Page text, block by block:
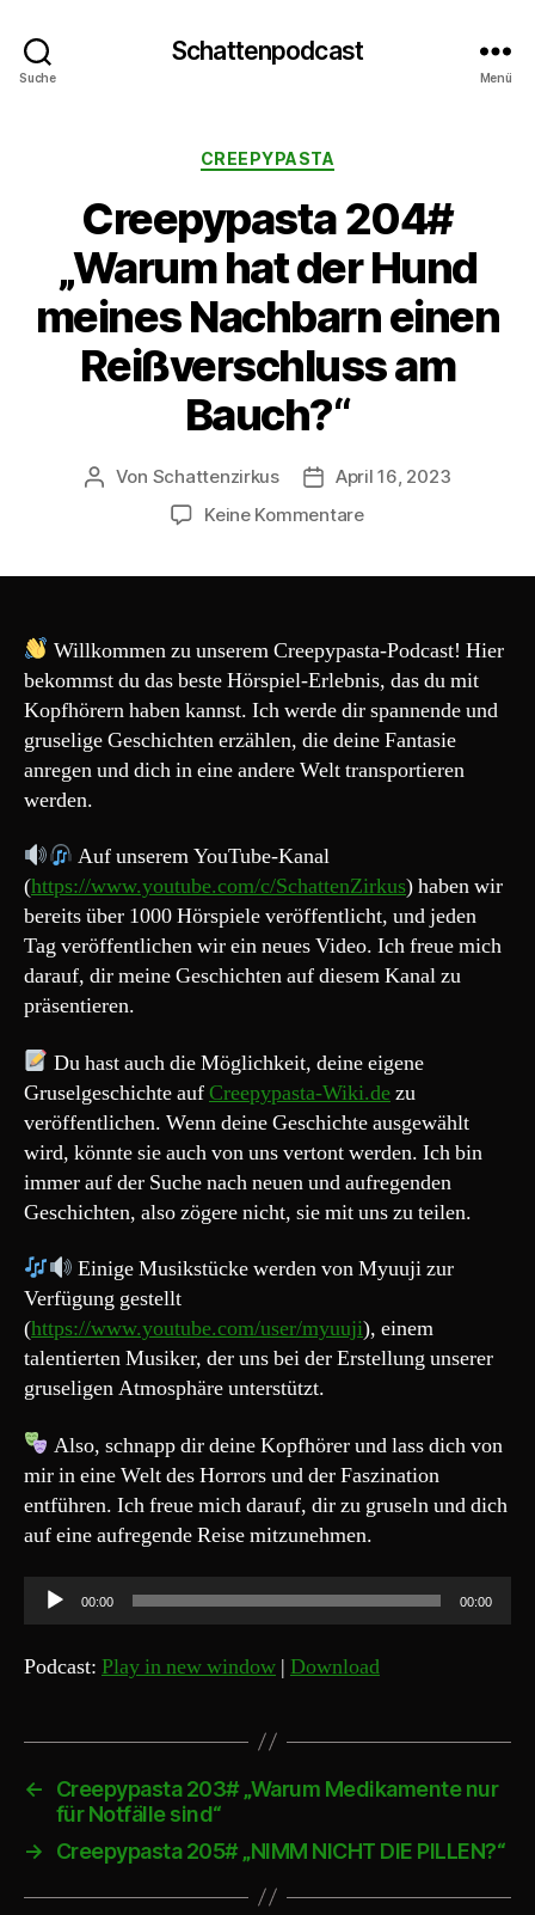
Suche
Schattenpodcast
Menü
Kategorien
CREEPYPASTA
Creepypasta 204#
„Warum hat der Hund
meines Nachbarn einen
Reißverschluss am
Bauch?“
Beitragsautor
Von Schattenzirkus Beitragsdatum
April 16, 2023
Keine Kommentarezu
der
Hund
meines
Nachbarn
einen
Reißverschluss
Willkommen zu unserem Creepypasta-Podcast! Hier
bekommst du das beste Hörspiel-Erlebnis, das du mit
Kopfhörern haben kannst. Ich werde dir spannende und
gruselige Geschichten erzählen, die deine Fantasie
anregen und dich in eine andere Welt transportieren
werden.
Auf unserem YouTube-Kanal
(https://www.youtube.com/c/SchattenZirkus) haben wir
bereits über 1000 Hörspiele veröffentlicht, und jeden
Tag veröffentlichen wir ein neues Video. Ich freue mich
darauf, dir meine Geschichten auf diesem Kanal zu
präsentieren.
Du hast auch die Möglichkeit, deine eigene
Gruselgeschichte aufCreepypasta-Wiki.dezu
veröffentlichen. Wenn deine Geschichte ausgewählt
wird, könnte sie auch von uns vertont werden. Ich bin
immer auf der Suche nach neuen und aufregenden
Geschichten, also zögere nicht, sie mit uns zu teilen.
Einige Musikstücke werden von Myuuji zur
Verfügung gestellt
(https://www.youtube.com/user/myuuji), einem
talentierten Musiker, der uns bei der Erstellung unserer
gruseligen Atmosphäre unterstützt.
Also, schnapp dir deine Kopfhörer und lass dich von
mir in eine Welt des Horrors und der Faszination
entführen. Ich freue mich darauf, dir zu gruseln und dich
auf eine aufregende Reise mitzunehmen.
u
d
P
a
00:00 00:00
Podcast: Play in new window | Download
←
Creepypasta 203# „Warum Medikamente nur
für Notfälle sind“
→
Creepypasta 205# „NIMM NICHT DIE PILLEN?“